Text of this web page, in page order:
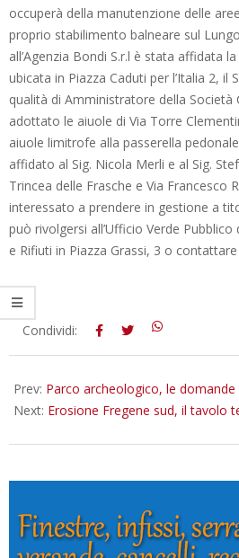
occuperà della manutenzione delle
proprio stabilimento balneare sul
all’Agenzia Bondi S.r.l è stata affidata
ubicata in Piazza Caduti per l’Italia 2, il
qualità di Amministratore della Società
adottato le aiuole di Via Torre
aiuole limitrofe alla passerella
affidato al Sig. Nicola Merli e al Sig.
Trincea delle Frasche e Via Francesco
interessato a prendere in gestione a
può rivolgersi all’Ufficio Verde Pubblico
e Rifiuti in Piazza Grassi, 3 o
2016-
Condividi:
Prev: Parco archeologico, le
Next: Erosione Fregene sud, il tavolo